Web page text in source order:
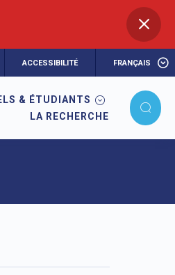
ACCESSIBILITÉ FRANÇAIS
& ÉTUDIANTS
LA RECHERCHE